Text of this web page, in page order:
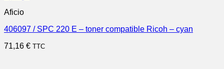
Aficio
406097 / SPC 220 E – toner compatible Ricoh – cyan
71,16 € TTC